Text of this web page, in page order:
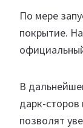
По мере
покрытие.
В
дарк-
позволят